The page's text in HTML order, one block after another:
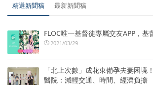
精選新聞稿 最新新聞稿
FLOC唯一基督徒專屬交友APP，基
2021/03/29
「北上次數」成花東備孕夫妻困境
醫院：減輕交通、時間、經濟負擔